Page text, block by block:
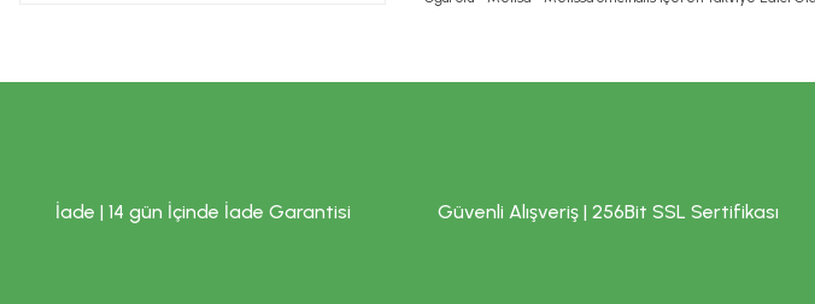
İade | 14 gün İçinde İade Garantisi Güvenli Alışveriş | 256Bit SSL Sertifikası